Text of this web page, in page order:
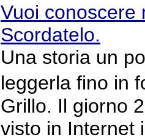
Vuoi conoscere
Scordatelo.
Una storia un
leggerla fino in
Grillo. Il giorno
visto in Internet